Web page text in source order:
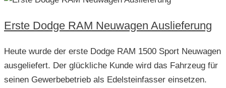
Erste Dodge RAM Neuwagen Auslieferung
Heute wurde der erste Dodge RAM 1500 Sport Neuwagen
ausgeliefert. Der glückliche Kunde wird das Fahrzeug für
seinen Gewerbebetrieb als Edelsteinfasser einsetzen.